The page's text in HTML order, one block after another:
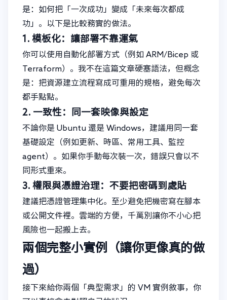
是：如何把「一次成功」變成「未來每次都成
功」。以下是比較務實的做法。
1. 模板化：讓部署不靠運氣
你可以使用自動化部署方式（例如 ARM/Bicep 或
Terraform）。我不在這篇文章硬塞語法，但概念
是：把資源建立流程寫成可重用的規格，避免每次
都手點點。
2. 一致性：同一套映像與設定
不論你是 Ubuntu 還是 Windows，建議用同一套
基礎設定（例如更新、時區、常用工具、監控
agent）。如果你手動每次裝一次，錯誤只會以不
同形式重來。
3. 權限與憑證治理：不要把密碼到處貼
建議把憑證管理集中化。至少避免把機密寫在腳本
或公開文件裡。雲端的方便，千萬別讓你不小心把
風險也一起搬上去。
兩個完整小實例（讓你更像真的做
過）
接下來給你兩個「典型需求」的 VM 實例敘事，你